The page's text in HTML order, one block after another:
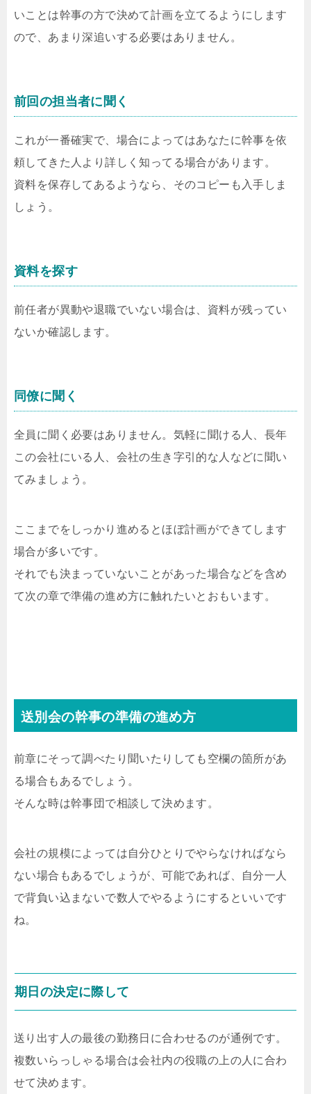
いことは幹事の方で決めて計画を立てるようにします
ので、あまり深追いする必要はありません。
前回の担当者に聞く
これが一番確実で、場合によってはあなたに幹事を依
頼してきた人より詳しく知ってる場合があります。
資料を保存してあるようなら、そのコピーも入手しま
しょう。
資料を探す
前任者が異動や退職でいない場合は、資料が残ってい
ないか確認します。
同僚に聞く
全員に聞く必要はありません。気軽に聞ける人、長年
この会社にいる人、会社の生き字引的な人などに聞い
てみましょう。
ここまでをしっかり進めるとほぼ計画ができてします
場合が多いです。
それでも決まっていないことがあった場合などを含め
て次の章で準備の進め方に触れたいとおもいます。
送別会の幹事の準備の進め方
前章にそって調べたり聞いたりしても空欄の箇所があ
る場合もあるでしょう。
そんな時は幹事団で相談して決めます。
会社の規模によっては自分ひとりでやらなければなら
ない場合もあるでしょうが、可能であれば、自分一人
で背負い込まないで数人でやるようにするといいです
ね。
期日の決定に際して
送り出す人の最後の勤務日に合わせるのが通例です。
複数いらっしゃる場合は会社内の役職の上の人に合わ
せて決めます。